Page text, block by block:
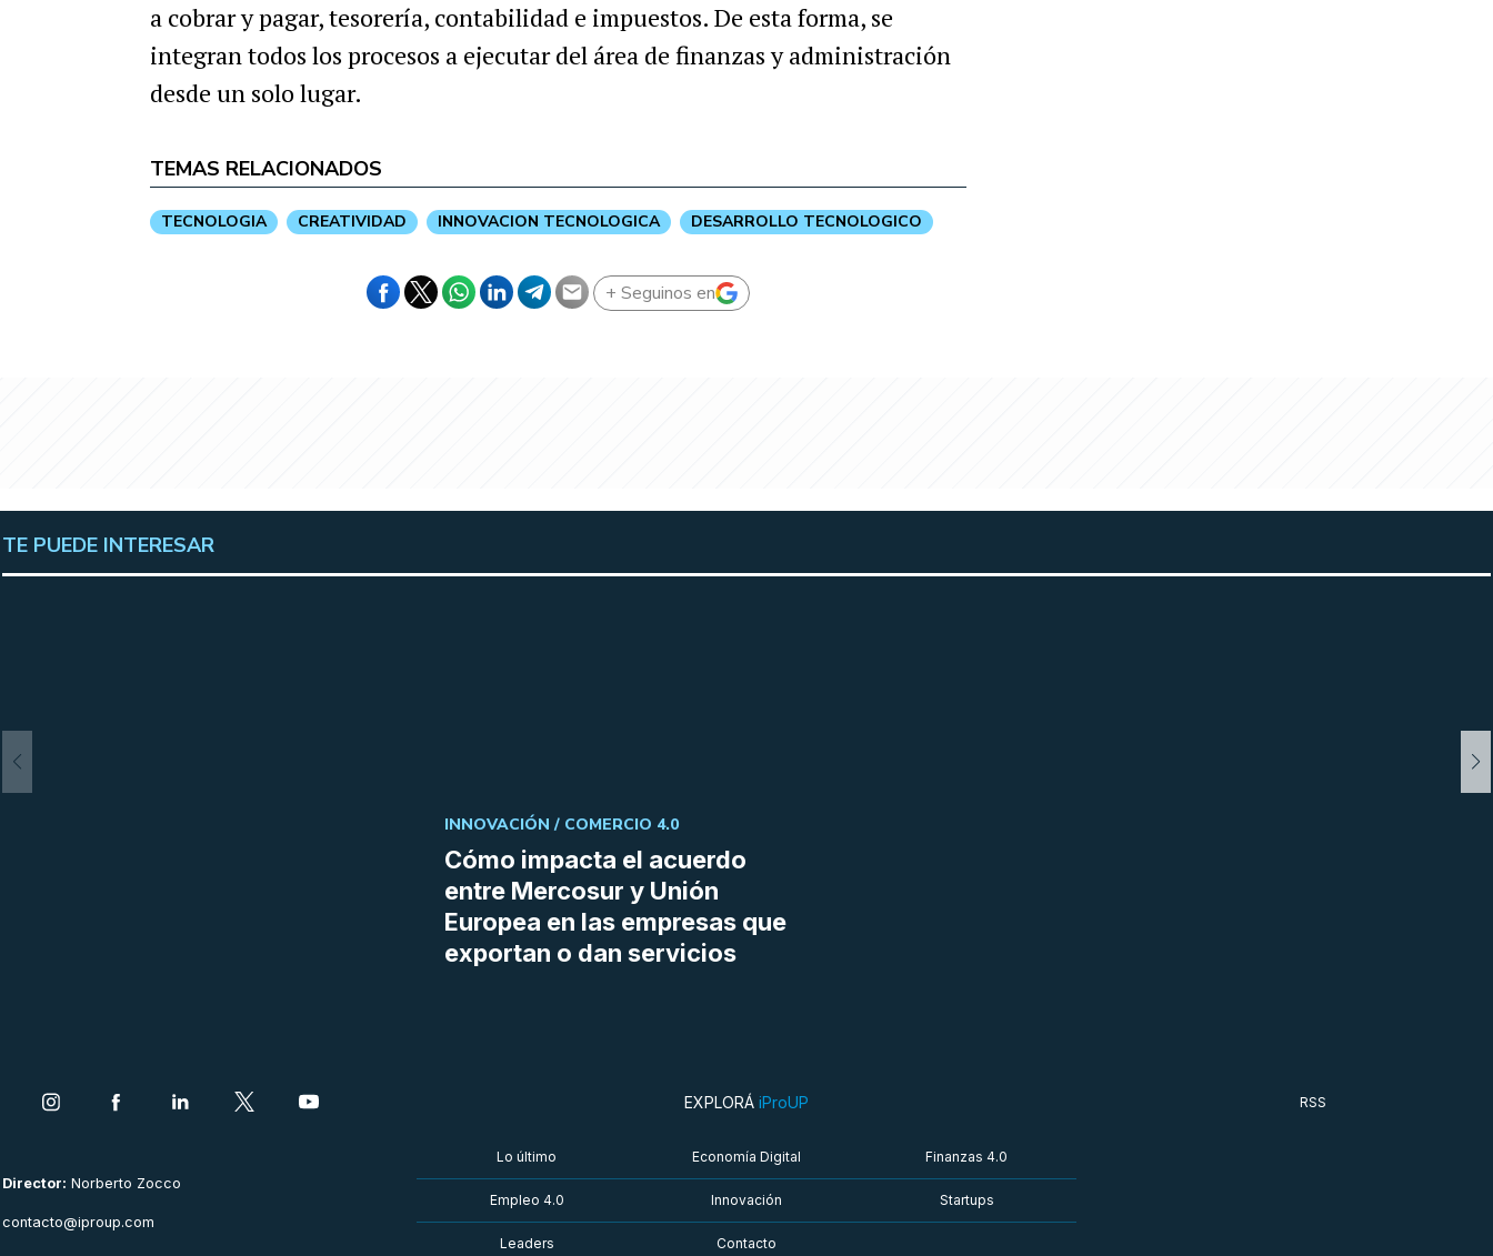
a cobrar y pagar, tesorería, contabilidad e impuestos. De esta forma, se
integran todos los procesos a ejecutar del área de finanzas y administración
desde un solo lugar.
TEMAS RELACIONADOS
TECNOLOGIA CREATIVIDAD INNOVACION TECNOLOGICA DESARROLLO TECNOLOGICO
+ Seguinos en
TE PUEDE INTERESAR
Cómo impacta el acuerdo
entre Mercosur y Unión
Europea en las empresas que
exportan o dan servicios
INNOVACIÓN / COMERCIO 4.0
Director: Norberto Zocco
contacto@iproup.com
EXPLORÁ iProUP
Lo último Economía Digital Finanzas 4.0
Empleo 4.0 Innovación Startups
Leaders Contacto
RSS